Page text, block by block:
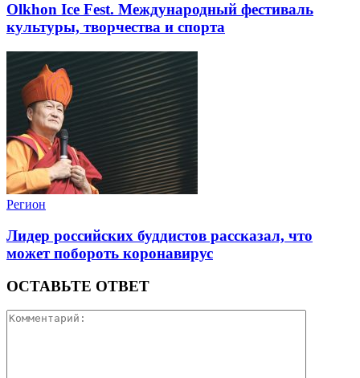
Olkhon Ice Fest. Международный фестиваль
культуры, творчества и спорта
Регион
Лидер российских буддистов рассказал, что
может побороть коронавирус
ОСТАВЬТЕ ОТВЕТ